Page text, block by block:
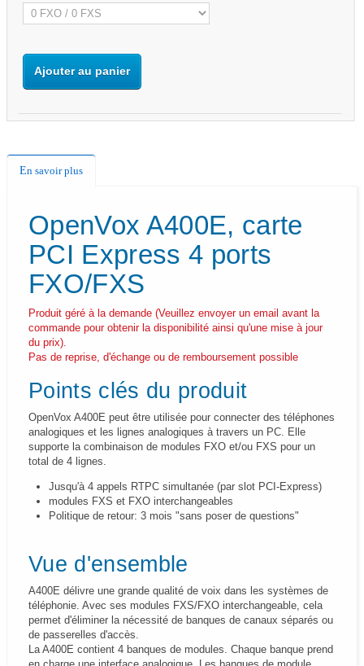
Ajouter au panier
En savoir plus
OpenVox A400E, carte
PCI Express 4 ports
FXO/FXS
Produit géré à la demande (Veuillez envoyer un email avant la
commande pour obtenir la disponibilité ainsi qu'une mise à jour
du prix).
Pas de reprise, d'échange ou de remboursement possible
Points clés du produit
OpenVox A400E peut être utilisée pour connecter des téléphones
analogiques et les lignes analogiques à travers un PC. Elle
supporte la combinaison de modules FXO et/ou FXS pour un
total de 4 lignes.
Jusqu'à 4 appels RTPC simultanée (par slot PCI-Express)
modules FXS et FXO interchangeables
Politique de retour: 3 mois "sans poser de questions"
Vue d'ensemble
A400E délivre une grande qualité de voix dans les systèmes de
téléphonie. Avec ses modules FXS/FXO interchangeable, cela
permet d'éliminer la nécessité de banques de canaux séparés ou
de passerelles d'accès.
La A400E contient 4 banques de modules. Chaque banque prend